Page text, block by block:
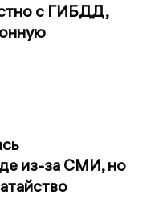
с ГИБДД,
из-за СМИ, но